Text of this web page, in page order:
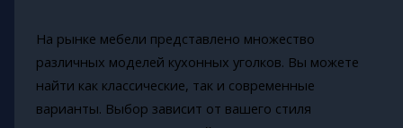
На рынке мебели представлено множество
различных моделей кухонных уголков. Вы можете
найти как классические, так и современные
варианты. Выбор зависит от вашего стиля